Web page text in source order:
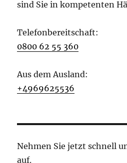
sind Sie in kompetenten
Telefonbereitschaft:
0800 62 55 360
Aus dem Ausland:
+4969625536
Nehmen Sie jetzt schnell
auf.